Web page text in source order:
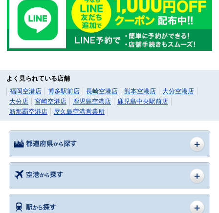
よく見られている店舗
福岡空港店
博多駅前店 長崎空港店 熊本空港店
大分空港店
大分店
宮崎空港店 鹿児島空港店
鹿児島中央駅前店
新那覇空港店
屋久島空港営業所